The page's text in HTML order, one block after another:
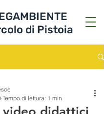
di Pistoia
Tempo di lettura: 1 min